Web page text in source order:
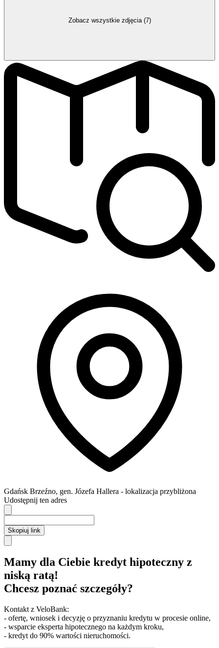
Zobacz wszystkie zdjęcia (7)
Gdańsk Brzeźno, gen. Józefa Hallera - lokalizacja przybliżona
Udostępnij ten adres
Skopiuj link
Mamy dla Ciebie kredyt hipoteczny z
niską ratą!
Chcesz poznać szczegóły?
Kontakt z VeloBank:
- ofertę, wniosek i decyzję o przyznaniu kredytu w procesie online,
- wsparcie eksperta hipotecznego na każdym kroku,
- kredyt do 90% wartości nieruchomości.